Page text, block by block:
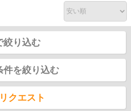
絞り込む
件を絞り込む
クエスト